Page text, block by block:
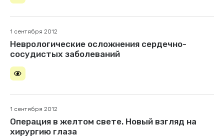
1 сентября 2012
Неврологические осложнения сердечно-
сосудистых заболеваний
1 сентября 2012
Операция в желтом свете. Новый взгляд на
хирургию глаза